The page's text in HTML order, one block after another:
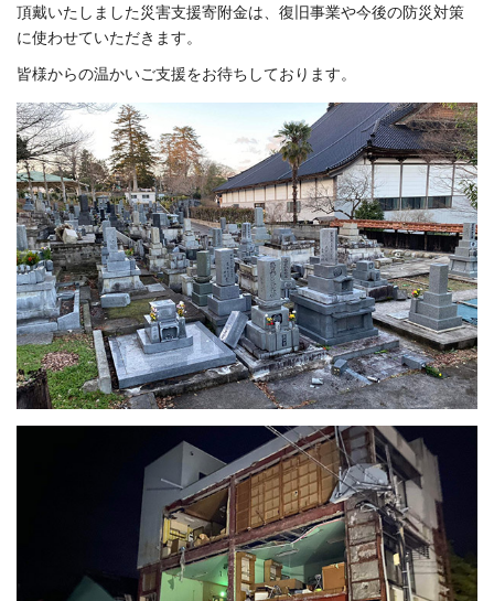
頂戴いたしました災害支援寄附金は、復旧事業や今後の防災対策
に使わせていただきます。
皆様からの温かいご支援をお待ちしております。